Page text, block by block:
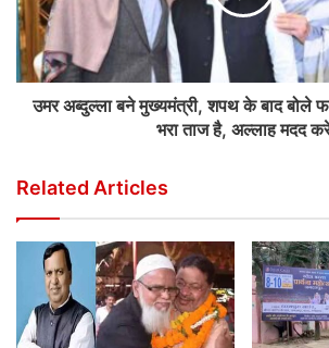
उमर अब्दुल्ला बने मुख्यमंत्री, शपथ के बाद बोले
भरा ताज है, अल्लाह मदद
Related Articles